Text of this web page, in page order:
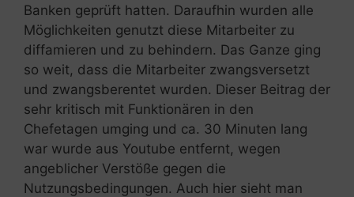
Banken geprüft hatten. Daraufhin wurden alle
Möglichkeiten genutzt diese Mitarbeiter zu
diffamieren und zu behindern. Das Ganze ging
so weit, dass die Mitarbeiter zwangsversetzt
und zwangsberentet wurden. Dieser Beitrag der
sehr kritisch mit Funktionären in den
Chefetagen umging und ca. 30 Minuten lang
war wurde aus Youtube entfernt, wegen
angeblicher Verstöße gegen die
Nutzungsbedingungen. Auch hier sieht man